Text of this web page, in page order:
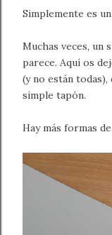
Simplemente es
Muchas veces, un
parece. Aquí os
(y no están
simple tapón.
Hay más formas